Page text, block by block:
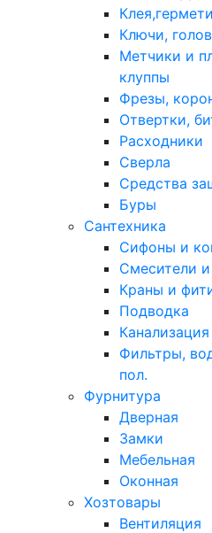
Ключи,
Метчики и
клуппы
Фрезы,
Отвертки,
Расходники
Сверла
Средства
Буры
Сантехника
Сифоны и
Смесители
Краны и
Подводка
Канализация
Фильтры,
пол.
Фурнитура
Дверная
Замки
Мебельная
Оконная
Хозтовары
Вентиляция